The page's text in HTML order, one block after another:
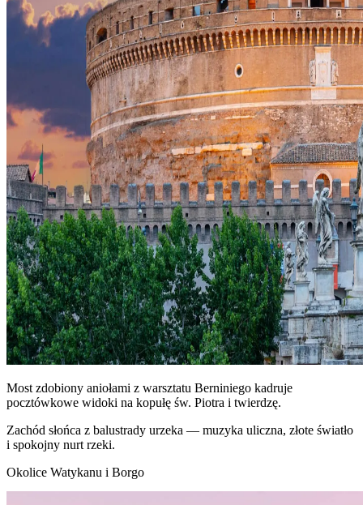
Most zdobiony aniołami z warsztatu Berniniego kadruje
pocztówkowe widoki na kopułę św. Piotra i twierdzę.
Zachód słońca z balustrady urzeka — muzyka uliczna, złote światło
i spokojny nurt rzeki.
Okolice Watykanu i Borgo